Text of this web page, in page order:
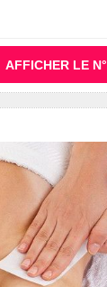
AFFICHER LE N°